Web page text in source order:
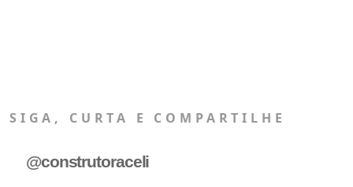
SIGA, CURTA E COMPARTILHE
@construtoraceli